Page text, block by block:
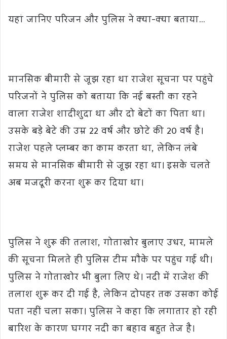
यहां जानिए परिजन और पुलिस ने क्या-क्या बताया…
मानसिक बीमारी से जूझ रहा था राजेश सूचना पर पहुंचे
परिजनों ने पुलिस को बताया कि नई बस्ती का रहने
वाला राजेश शादीशुदा था और दो बेटों का पिता था।
उसके बड़े बेटे की उम्र 22 वर्ष और छोटे की 20 वर्ष है।
राजेश पहले प्लम्बर का काम करता था, लेकिन लंबे
समय से मानसिक बीमारी से जूझ रहा था। इसके चलते
अब मजदूरी करना शुरू कर दिया था।
पुलिस ने शुरू की तलाश, गोताखोर बुलाए उधर, मामले
की सूचना मिलते ही पुलिस टीम मौके पर पहुंच गई थी।
पुलिस ने गोताखोर भी बुला लिए थे। नदी में राजेश की
तलाश शुरू कर दी गई है, लेकिन दोपहर तक उसका कोई
पता नहीं चला सका। पुलिस ने कहा कि लगातार हो रही
बारिश के कारण घग्गर नदी का बहाव बहुत तेज है।